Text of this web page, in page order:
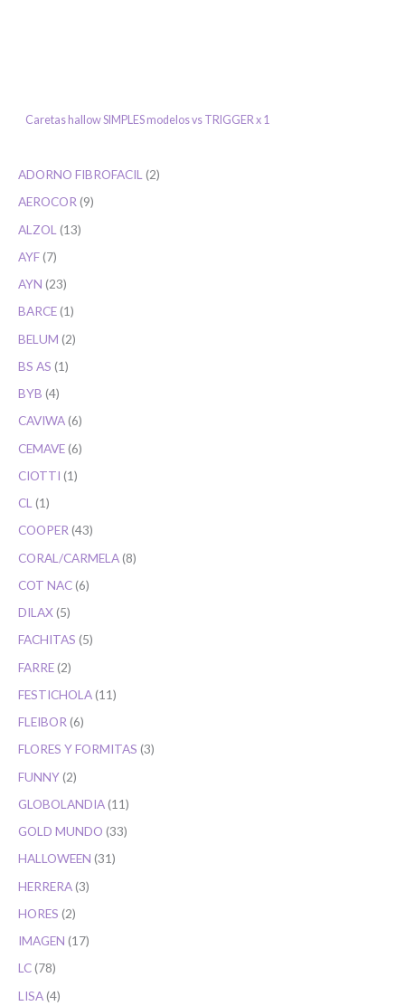
Caretas hallow SIMPLES modelos vs TRIGGER x 1
ADORNO FIBROFACIL
2
AEROCOR 9
ALZOL
13
AYF 7
AYN 23
BARCE 1
BELUM 2
BS AS 1
BYB 4
CAVIWA 6
CEMAVE 6
CIOTTI 1
CL
1
COOPER 43
CORAL/CARMELA 8
COT NAC 6
DILAX 5
FACHITAS 5
FARRE 2
FESTICHOLA 11
FLEIBOR 6
FLORES Y FORMITAS 3
FUNNY 2
GLOBOLANDIA 11
GOLD MUNDO 33
HALLOWEEN 31
HERRERA 3
HORES 2
IMAGEN 17
LC 78
LISA 4